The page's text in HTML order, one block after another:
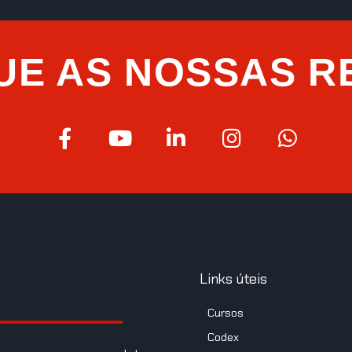
AS NOSSAS
Links úteis
Cursos
Codex